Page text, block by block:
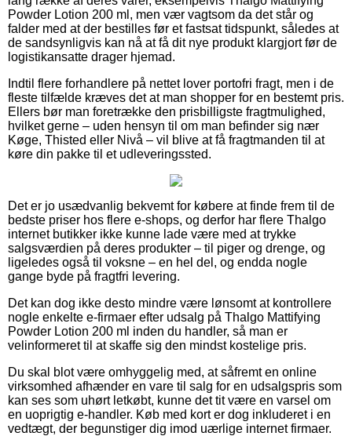
Powder Lotion 200 ml, men vær vagtsom da det står og
falder med at der bestilles før et fastsat tidspunkt, således at
de sandsynligvis kan nå at få dit nye produkt klargjort før de
logistikansatte drager hjemad.
Indtil flere forhandlere på nettet lover portofri fragt, men i de
fleste tilfælde kræves det at man shopper for en bestemt pris.
Ellers bør man foretrække den prisbilligste fragtmulighed,
hvilket gerne – uden hensyn til om man befinder sig nær
Køge, Thisted eller Nivå – vil blive at få fragtmanden til at
køre din pakke til et udleveringssted.
Det er jo usædvanlig bekvemt for købere at finde frem til de
bedste priser hos flere e-shops, og derfor har flere Thalgo
internet butikker ikke kunne lade være med at trykke
salgsværdien på deres produkter – til piger og drenge, og
ligeledes også til voksne – en hel del, og endda nogle
gange byde på fragtfri levering.
Det kan dog ikke desto mindre være lønsomt at kontrollere
nogle enkelte e-firmaer efter udsalg på Thalgo Mattifying
Powder Lotion 200 ml inden du handler, så man er
velinformeret til at skaffe sig den mindst kostelige pris.
Du skal blot være omhyggelig med, at såfremt en online
virksomhed afhænder en vare til salg for en udsalgspris som
kan ses som uhørt letkøbt, kunne det tit være en varsel om
en uoprigtig e-handler. Køb med kort er dog inkluderet i en
vedtægt, der begunstiger dig imod uærlige internet firmaer.